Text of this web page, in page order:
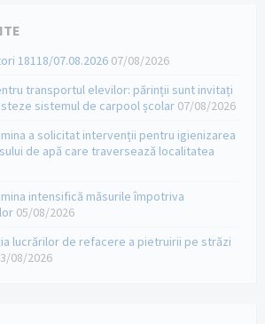
18118/07.08.2026 07/08/2026
transportul elevilor: părinții sunt invitați
sistemul de carpool școlar 07/08/2026
a solicitat intervenții pentru igienizarea
de apă care traversează localitatea
intensifică măsurile împotriva
05/08/2026
lucrărilor de refacere a pietruirii pe străzi
08/2026